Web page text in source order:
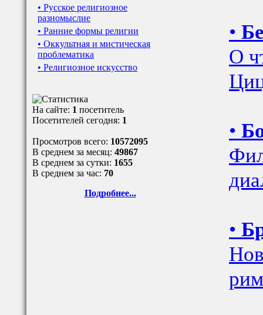
• Русское религиозное
разномыслие
• Ранние формы религии
• Оккультная и мистическая
проблематика
• Религиозное искусство
На сайте: 1 посетитель
Посетителей сегодня: 1
Просмотров всего: 10572095
В среднем за месяц: 49867
В среднем за сутки: 1655
В среднем за час: 70
Подробнее...
•
О
•
•